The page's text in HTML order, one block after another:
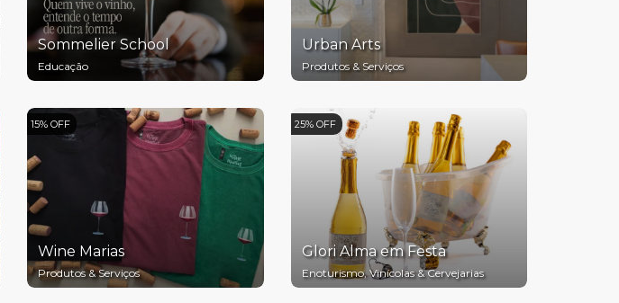
Sommelier School
Educação
Urban Arts
Produtos & Serviços
15% OFF
Wine Marias
Produtos & Serviços
25% OFF
Glori Alma em Festa
Enoturismo, Vinícolas & Cervejarias